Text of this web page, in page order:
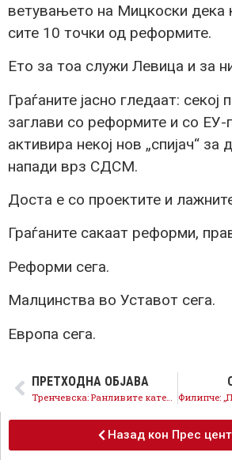
ветувањето на Мицкоски дека
сите 10 точки од реформите.
Ето за тоа служи Левица и за
Граѓаните јасно гледаат:
заглави со реформите и со ЕУ-
активира некој нов „спијач“ за
напади врз СДСМ.
Доста е со проектите и
Граѓаните сакаат реформи,
Реформи сега.
Малцинства во Уставот сега.
Европа сега.
ПРЕТХОДНА ОБЈАВА
Назад кон Прес